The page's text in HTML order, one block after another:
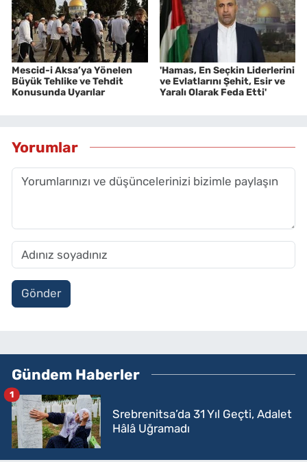
Mescid-i Aksa’ya Yönelen
Büyük Tehlike ve Tehdit
Konusunda Uyarılar
'Hamas, En Seçkin Liderlerini
ve Evlatlarını Şehit, Esir ve
Yaralı Olarak Feda Etti'
Yorumlar
Gönder
Gündem Haberler
Srebrenitsa’da 31 Yıl Geçti, Adalet
Hâlâ Uğramadı
1